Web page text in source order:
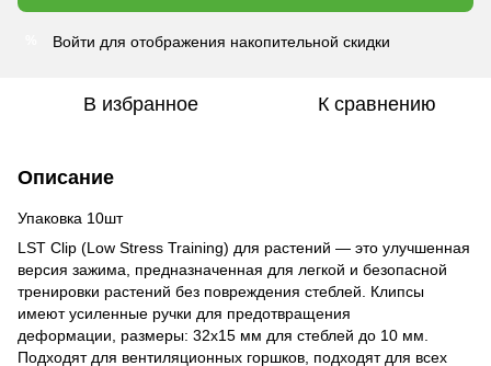
Войти для отображения накопительной скидки
В избранное К сравнению
Описание
Упаковка 10шт
LST Clip (Low Stress Training) для растений — это улучшенная
версия зажима, предназначенная для легкой и безопасной
тренировки растений без повреждения стеблей. Клипсы
имеют усиленные ручки для предотвращения
деформации, размеры: 32x15 мм для стеблей до 10 мм.
Подходят для вентиляционных горшков, подходят для всех